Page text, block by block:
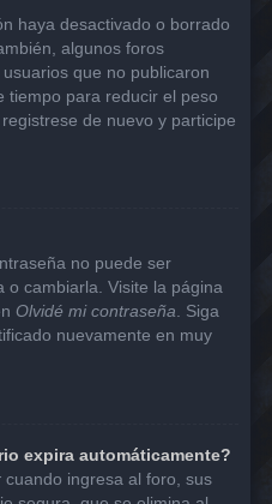
haya desactivado o borrado
algunos foros
que no publicaron
tiempo para reducir el peso
de nuevo y participe
no puede ser
o cambiarla. Visite la página
Olvidé mi contraseña. Siga
nuevamente en muy
expira automáticamente?
cuando ingresa al foro, sus